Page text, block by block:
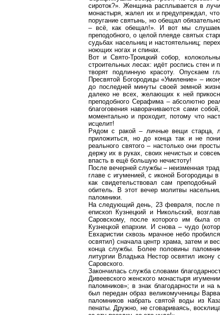
сироток?». Женщина расплывается в
монастыря, жалел их и предупреждал,
поругание святынь, но обещал
– всё, как обещал!».
И вот мы слушаем
преподобного, о целой плеяде святых
судьбах насельници настоятельниц;
ноющих ногах и спинах.
Вот и Свято-Троицкий собор,
строительных лесах: идёт роспись стен и
творят подлинную красоту. Опускаем
Пресвятой Богородицы «Умиление» –
до последней минуты своей земной
далеко не всех, желающих к ней
преподобного Серафима – абсолютно
благоговения наворачиваются сами
моментально и проходит, потому что
исцелит!
Рядом с ракой – личные вещи старца,
приложиться, но до конца так и не
реального святого – настолько они
держу их в руках, своих нечистых и
впасть в ещё большую нечистоту!
После вечерней службы – неизменная
главе с игуменией, с иконой Богородицы
как свидетельствовал сам
обитель. В этот вечер молитвы
паломники.
На следующий день, 23 февраля, после
епископ Кузнецкий и Никольский,
Саровскому, после которого им была
Кузнецкой епархии. И снова – чудо
Евхаристии сквозь мрачное небо
освятил) сначала центр храма, затем и
конца службы. Более половины
литургии Владыка Нестор освятил
Саровского.
Закончилась служба словами
Дивеевского женского монастыря
паломников»; в знак благодарности и
был передан образ великомученицы
паломников набрать святой воды из
пенаты. Дружно, не сговариваясь,